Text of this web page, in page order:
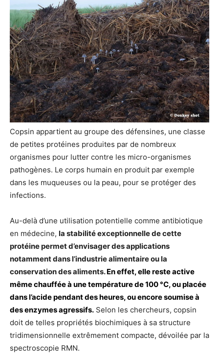
Copsin appartient au groupe des défensines, une classe
de petites protéines produites par de nombreux
organismes pour lutter contre les micro-organismes
pathogènes. Le corps humain en produit par exemple
dans les muqueuses ou la peau, pour se protéger des
infections.
Au-delà d’une utilisation potentielle comme antibiotique
en médecine, la stabilité exceptionnelle de cette
protéine permet d’envisager des applications
notamment dans l’industrie alimentaire ou la
conservation des aliments.En effet, elle reste active
même chauffée à une température de 100 °C, ou placée
dans l’acide pendant des heures, ou encore soumise à
des enzymes agressifs. Selon les chercheurs, copsin
doit de telles propriétés biochimiques à sa structure
tridimensionnelle extrêmement compacte, dévoilée par la
spectroscopie RMN.